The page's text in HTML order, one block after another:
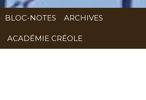
BLOC-NOTES ARCHIVES
ACADÉMIE CRÉOLE